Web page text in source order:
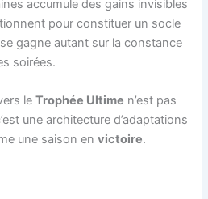
accumule des gains invisibles
pour constituer un socle
gagne autant sur la constance
soirées.
leTrophée Ultime n’est pas
une architecture d’adaptations
une saison envictoire.